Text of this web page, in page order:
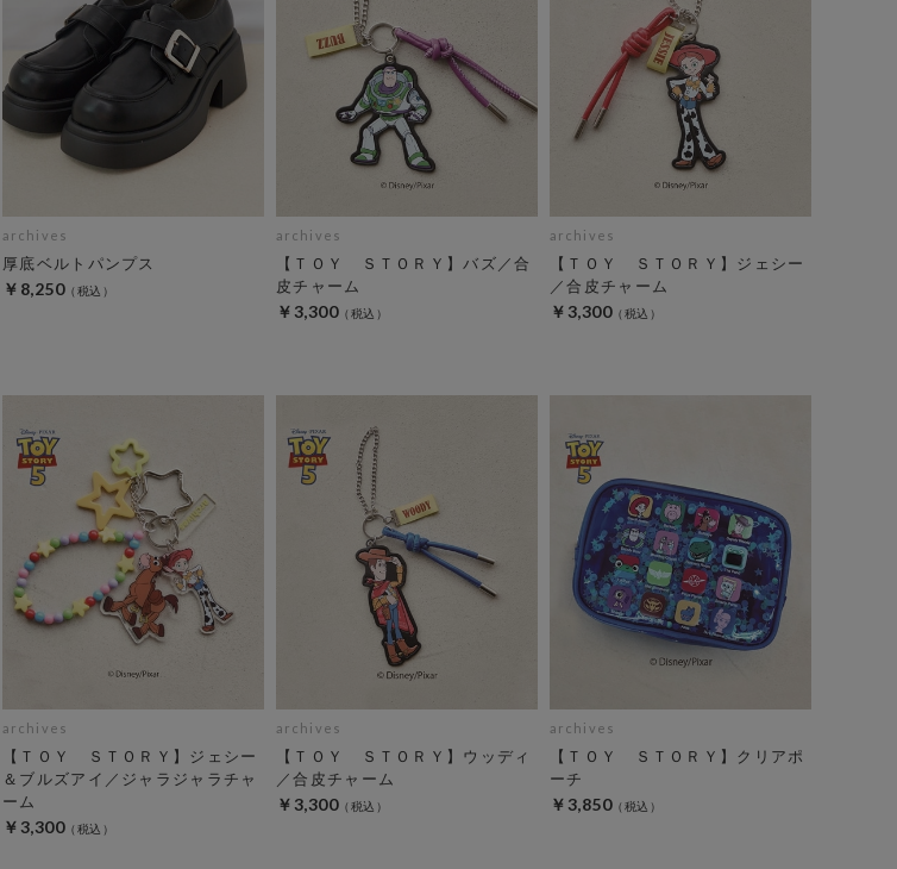
archives
厚底ベルトパンプス
￥8,250
archives
【ＴＯＹ ＳＴＯＲＹ】バズ／合
皮チャーム
￥3,300
archives
【ＴＯＹ ＳＴＯＲＹ】ジェシー
／合皮チャーム
￥3,300
archives
【ＴＯＹ ＳＴＯＲＹ】ジェシー
＆ブルズアイ／ジャラジャラチャ
ーム
￥3,300
archives
【ＴＯＹ ＳＴＯＲＹ】ウッディ
／合皮チャーム
￥3,300
archives
【ＴＯＹ ＳＴＯＲＹ】クリアポ
ーチ
￥3,850